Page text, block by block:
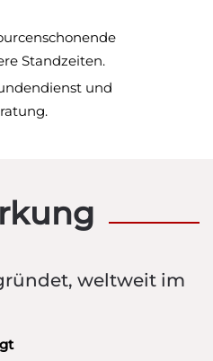
Standzeiten.
und
weltweit im